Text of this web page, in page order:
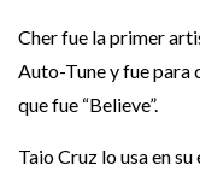
Cher fue la primer
Auto-Tune y fue para
que fue “Believe”.
Taio Cruz lo usa en